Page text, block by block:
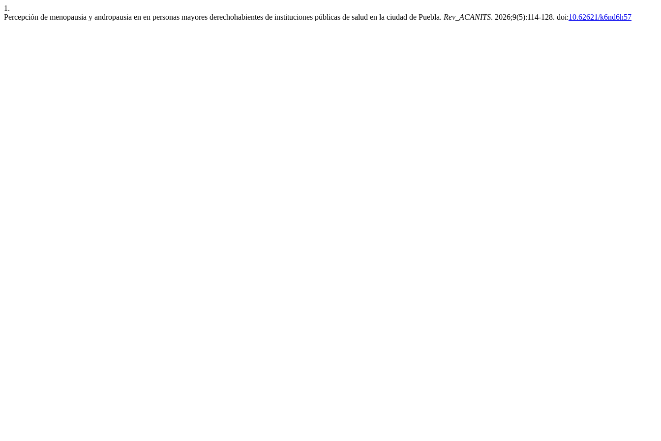
1.
Percepción de menopausia y andropausia en en personas mayores derechohabientes de instituciones públicas de salud en la ciudad de Puebla. Rev_ACANITS. 2026;9(5):114-128. doi:10.62621/k6nd6h57